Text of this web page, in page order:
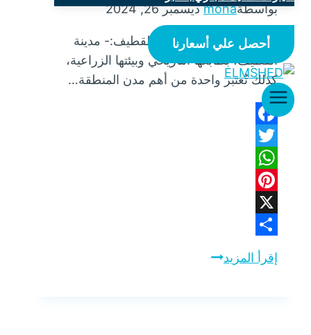
أحصل علي أسعارنا
بواسطةmona ديسمبر 26, 2024
شركة مكافحة حشرات بالقطيف:- مدينة
القطيف، بطابعها التاريخي وبيئتها الزراعية،
كذلك تُعتبر واحدة من أهم مدن المنطقة…
Facebook
Twitter
WhatsApp
Pinterest
X
Share
إقرأ المزيدشركة